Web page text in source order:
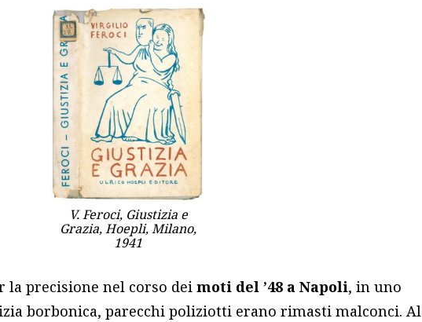
V. Feroci, Giustizia e
Grazia, Hoepli, Milano,
1941
la precisione nel corso deimoti del ’48 a Napoli, in uno
borbonica, parecchi poliziotti erano rimasti malconci. Al